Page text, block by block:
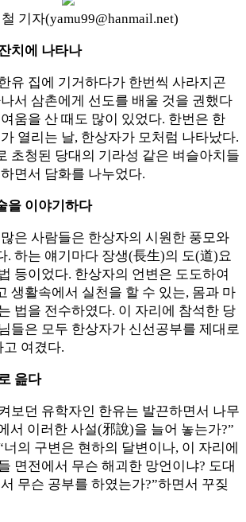
기자(yamu99@hanmail.net)
치에 나타나
유 집에 기거하다가 한번씩 사라지곤
서 삼촌에게 선도를 배울 것을 권했다
움을 산 때도 많이 있었다. 한번은 한
열리는 날, 한상자가 모처럼 나타났다.
초청된 당대의 기라성 같은 벼슬아치들
면서 담화를 나누었다.
을 이야기하다
은 사람들은 한상자의 시원한 풍모와
. 하는 얘기마다 장생(長生)의 도(道)요
등이었다. 한상자의 언변은 도도하여
생활속에서 실천을 할 수 있는, 몸과 마
법을 전수하였다. 이 자리에 참석한 당
들은 모두 한상자가 신선공부를 제대로
여겼다.
읊다
보던 유학자인 한유는 발끈하면서 나무
서 이러한 사설(邪說)을 늘어 놓는가?”
의 구변은 현하의 달변이나, 이 자리에
면전에서 무슨 해괴한 망언이냐? 도대
무슨 공부를 하였는가?”하면서 꾸짖